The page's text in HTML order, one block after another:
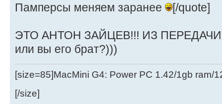
Памперсы меняем заранее [/quote]
ЭТО АНТОН ЗАЙЦЕВ!!! ИЗ
или вы его брат?)))
[size=85]MacMini G4: Power PC 1.42/1gb ram/
[/size]